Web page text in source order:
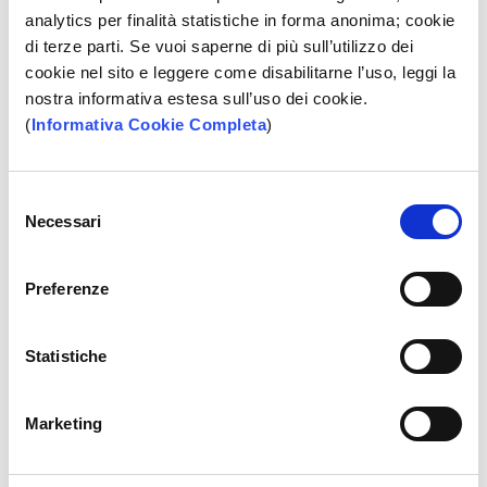
analytics per finalità statistiche in forma anonima; cookie
di terze parti. Se vuoi saperne di più sull’utilizzo dei
cookie nel sito e leggere come disabilitarne l’uso, leggi la
nostra informativa estesa sull’uso dei cookie.
(Informativa Cookie Completa)
delNecessari
Preferenze
Statistiche
Marketing
utilizzare canali alternativi (ATM evoluto e Casse
Veloci) per le operazioni di routine
risparmiare sulle operazioni di versamento che sono
gratuite
mantenere la riservatezza delle proprie informazioni
non è necessario concedere loro l’accesso alle
funzionalità dispositive e informative, proprie delle